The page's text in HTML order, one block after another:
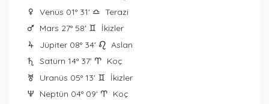
R Venüs 01° 31' j Terazi
T Mars 27° 58' d İkizler
Y Jüpiter 08° 34' g Aslan
U Satürn 14° 37' a Koç
I Uranüs 05° 13' d İkizler
O Neptün 04° 09' a Koç